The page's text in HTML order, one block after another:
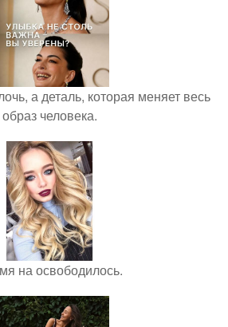
а деталь, которая меняет весь
образ человека.
на освободилось.